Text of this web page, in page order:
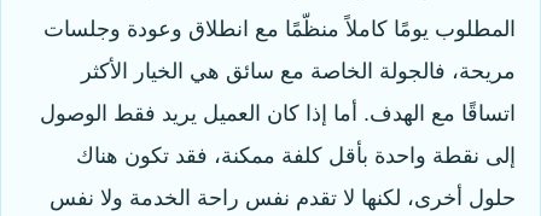
المطلوب يومًا كاملاً منظّمًا مع انطلاق وعودة وجلسات
مريحة، فالجولة الخاصة مع سائق هي الخيار الأكثر
اتساقًا مع الهدف. أما إذا كان العميل يريد فقط الوصول
إلى نقطة واحدة بأقل كلفة ممكنة، فقد تكون هناك
حلول أخرى، لكنها لا تقدم نفس راحة الخدمة ولا نفس